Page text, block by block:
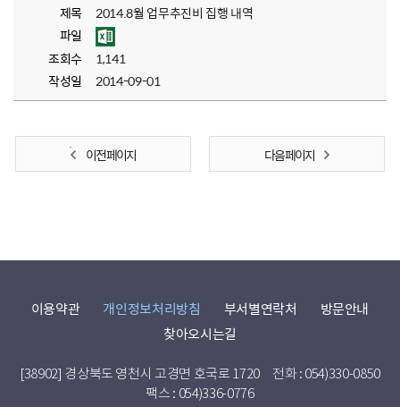
제목
2014.8월 업무추진비 집행 내역
파일
조회수
1,141
작성일
2014-09-01
이전 페이지 다음 페이지
이용약관 개인정보처리방침 부서별연락처
방문안내
찾아오시는길
[38902] 경상북도 영천시 고경면 호국로 1720
전화 : 054)330-0850
팩스 : 054)336-0776